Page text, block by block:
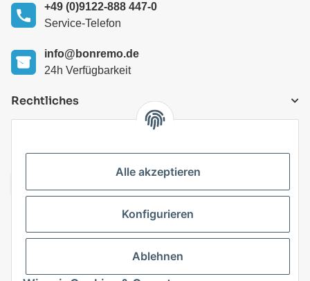
+49 (0)9122-888 447-0
Service-Telefon
info@bonremo.de
24h Verfügbarkeit
Rechtliches
Vertrag widerrufen
Alle akzeptieren
Konfigurieren
Ablehnen